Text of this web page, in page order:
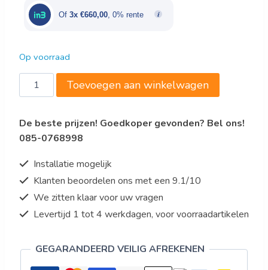
€3.300,00.
€1.980,00.
Of 3x €660,00, 0% rente
Op voorraad
Koelvitrine
550
Model
LUCIA
Toevoegen aan winkelwagen
De beste prijzen! Goedkoper gevonden? Bel ons!
085-0768998
Installatie mogelijk
Klanten beoordelen ons met een 9.1/10
We zitten klaar voor uw vragen
Levertijd 1 tot 4 werkdagen, voor voorraadartikelen
GEGARANDEERD VEILIG AFREKENEN